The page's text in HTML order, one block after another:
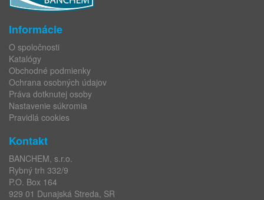
Informácie
O spoločnosti
Katalógy
Obchodné podmienky
Ochrana osobných údajov
Práva dotknutej osoby
Nastavenie súkromia
Pravidlá cookies
Kontakt
BANCHEM, s.r.o.
Rybný trh 332/9
P.O. Box 164
929 01 Dunajská Streda, SR